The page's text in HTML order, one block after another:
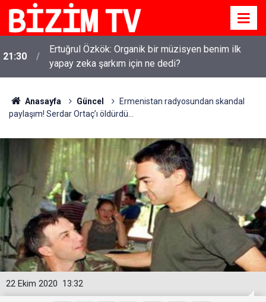
21:30
Ertuğrul Özkök: Organik bir müzisyen benim ilk
yapay zeka şarkım için ne dedi?
Anasayfa Güncel
Ermenistan radyosundan skandal
paylaşım! Serdar Ortaç’ı öldürdü...
13:32
22 Ekim 2020